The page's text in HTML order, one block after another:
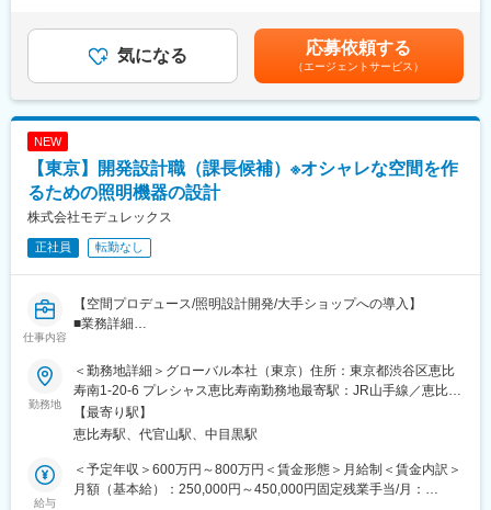
・社員の成長と自己実現をサポートする人事制度。自己開発制度
以外にも、テーマチャレンジ活動など様々な制度あり
ス機器など幅広く扱うメーカーです。
「開発」「生産」「販売」が一体となり、全員参加型でモノづく
りの基本精神を守ることにより、工場の直行率99.85％という驚異
本求人に応募いただいた方は、これまでのご経験・スキル・ご志
向性に合わせて、あなたに合った最適なポジションを提案させて
いただきます。
本求人、応募後に担当アドバイザーから、最適なポジションの案
内をさせていただきますので、案内されたポジションにて再度応
■当社について：
・キヤノンという国内屈指の大企業における中核企業で、「精密
業や医療・環境・IT関連事業など幅広く展開。
・世界基準の製品開発を行い、世界シェアNo.1製品を多数保有。
また特許取得にも積極的に取り組む【メイドインジャパン】のモ
ノづくり企業。
・自社製の超小型人工衛星（CE SAT IE）では2024年２月にJAXA
のH3ロケット試験機２号機により打上げられ３機目の軌道投入に
成功。
であり、選考を通じて上下する可能性があります。月給(月額)は固
定手当を含めた表記です。
気になる 応募依頼する
（エージェントサービス）
NEW
【東京】開発設計職（課長候補）※オシャレな空間を作
るための照明機器の設計
株式会社モデュレックス
正社員 転勤なし
仕事内容
【空間プロデュース/照明設計開発/大手ショップへの導入】
■業務詳細
社の照明は、大手百貨店や有名ブランドショップ、一流ホテルに
導入され、空間演出の非常に大切な役割をもっています。
これまでは商業施設がメインでしたが、ホテルやマンションな
ど"高級感のある光の空間"への採用実績が増加しております。
将来的に空間プロデュースの中核を担っていっていただける課長
候補の方を求めています。
■職務詳細
勤務地
＜勤務地詳細＞グローバル本社（東京）住所：東京都渋谷区恵比
寿南1-20-6 プレシャス恵比寿南勤務地最寄駅：JR山手線／恵比寿
駅受動喫煙対策：屋内全面禁煙変更の範囲：会社の定める事業所
【最寄り駅】
恵比寿駅、代官山駅、中目黒駅
給与
＜予定年収＞600万円～800万円＜賃金形態＞月給制＜賃金内訳＞
月額（基本給）：250,000円～450,000円固定残業手当/月：